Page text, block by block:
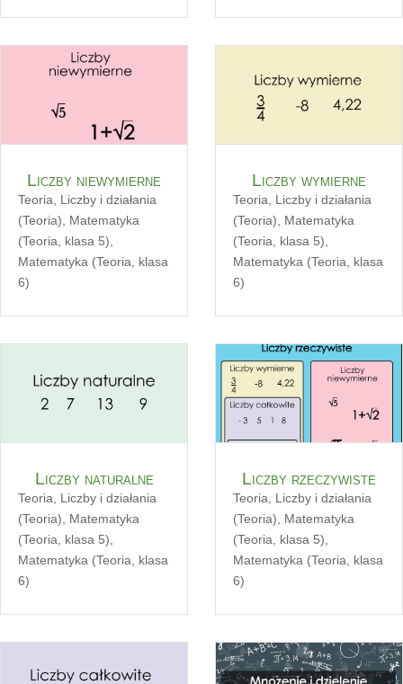
Liczby niewymierne
Teoria
Liczby i działania
(Teoria)
Matematyka
(Teoria, klasa 5)
Matematyka (Teoria, klasa
6)
Liczby wymierne
Teoria
Liczby i działania
(Teoria)
Matematyka
(Teoria, klasa 5)
Matematyka (Teoria, klasa
6)
Liczby naturalne
Teoria
Liczby i działania
(Teoria)
Matematyka
(Teoria, klasa 5)
Matematyka (Teoria, klasa
6)
Liczby rzeczywiste
Teoria
Liczby i działania
(Teoria)
Matematyka
(Teoria, klasa 5)
Matematyka (Teoria, klasa
6)